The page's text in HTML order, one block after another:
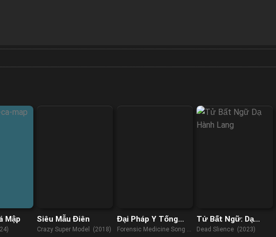
Mập Siêu Mẫu Điên
Crazy Super Model (2018)
Đại Pháp Y Tống
Từ: Thâu Lương
Forensic Medicine Song Ci
Tử Bất Ngữ: Dạ
Hành Lang
Dead Slience (2023)